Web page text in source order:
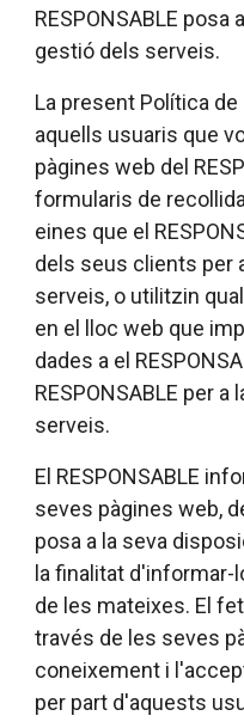
RESPONSABLE
gestió dels serveis.
La present Política
aquells usuaris que
pàgines web del
formularis de
eines que el
dels seus clients per
serveis, o utilitzin
en el lloc web que
dades a el
RESPONSABLE per
serveis.
El RESPONSABLE
seves pàgines web,
posa a la seva
la finalitat
de les mateixes. El
través de les seves
coneixement i
per part d'aquests